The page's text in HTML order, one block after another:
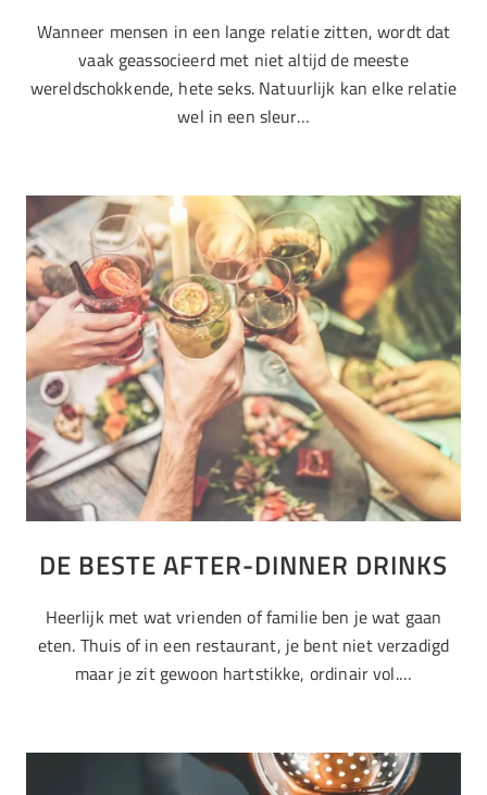
Wanneer mensen in een lange relatie zitten, wordt dat
vaak geassocieerd met niet altijd de meeste
wereldschokkende, hete seks. Natuurlijk kan elke relatie
wel in een sleur…
DE BESTE AFTER-DINNER DRINKS
Heerlijk met wat vrienden of familie ben je wat gaan
eten. Thuis of in een restaurant, je bent niet verzadigd
maar je zit gewoon hartstikke, ordinair vol.…